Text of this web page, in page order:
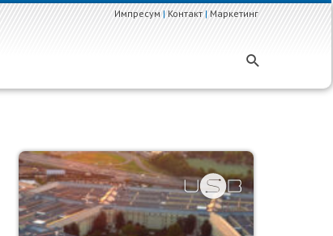
Импресум|Контакт|Маркетинг